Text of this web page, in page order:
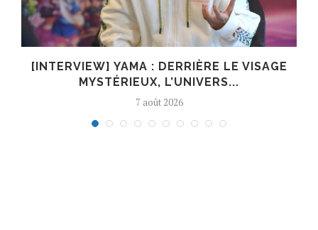
[INTERVIEW] YAMA : DERRIÈRE LE VISAGE
MYSTÉRIEUX, L’UNIVERS...
7 août 2026